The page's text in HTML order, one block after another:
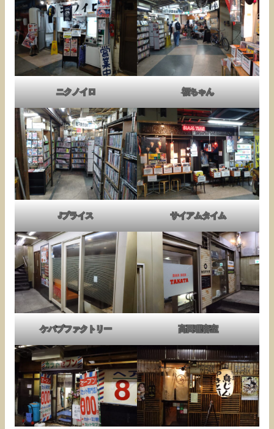
ニクノイロ 福ちゃん
Jプライス サイアムタイム
ケバブファクトリー 高田理容室